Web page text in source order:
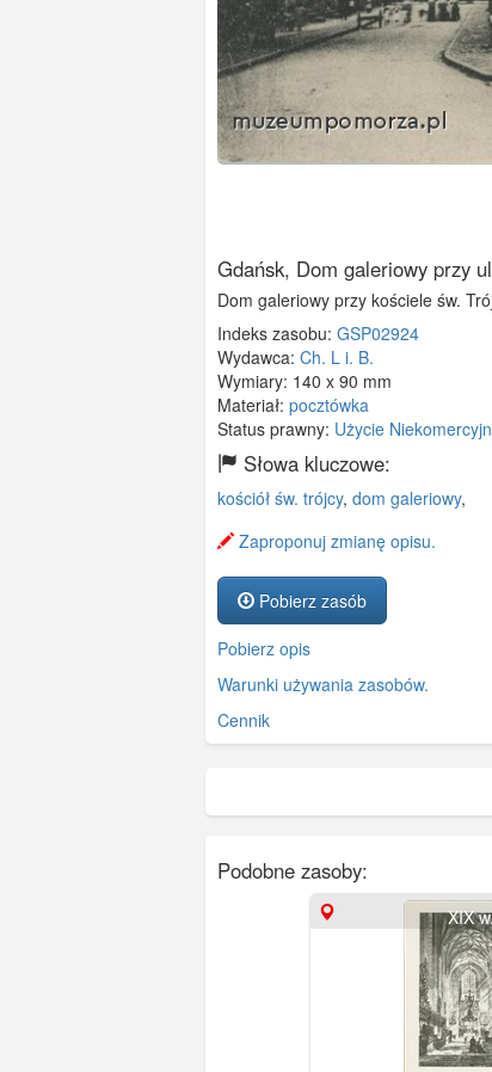
Gdańsk, Dom galeriowy przy
Dom galeriowy przy kościele św.
Indeks zasobu: GSP02924
Wydawca: Ch. L i. B.
Wymiary: 140 x 90 mm
Materiał: pocztówka
Status prawny: Użycie
Słowa kluczowe:
kościół św. trójcy, dom galeriowy,
Zaproponuj zmianę opisu.
Pobierz zasób
Pobierz opis
Warunki używania zasobów.
Cennik
Podobne zasoby:
XIX